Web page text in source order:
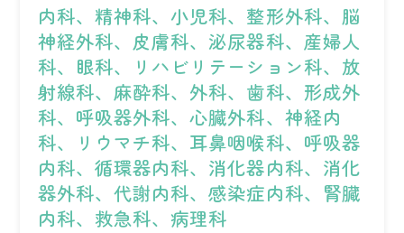
内科、精神科、小児科、整形外科、脳
神経外科、皮膚科、泌尿器科、産婦人
科、眼科、リハビリテーション科、放
射線科、麻酔科、外科、歯科、形成外
科、呼吸器外科、心臓外科、神経内
科、リウマチ科、耳鼻咽喉科、呼吸器
内科、循環器内科、消化器内科、消化
器外科、代謝内科、感染症内科、腎臓
内科、救急科、病理科